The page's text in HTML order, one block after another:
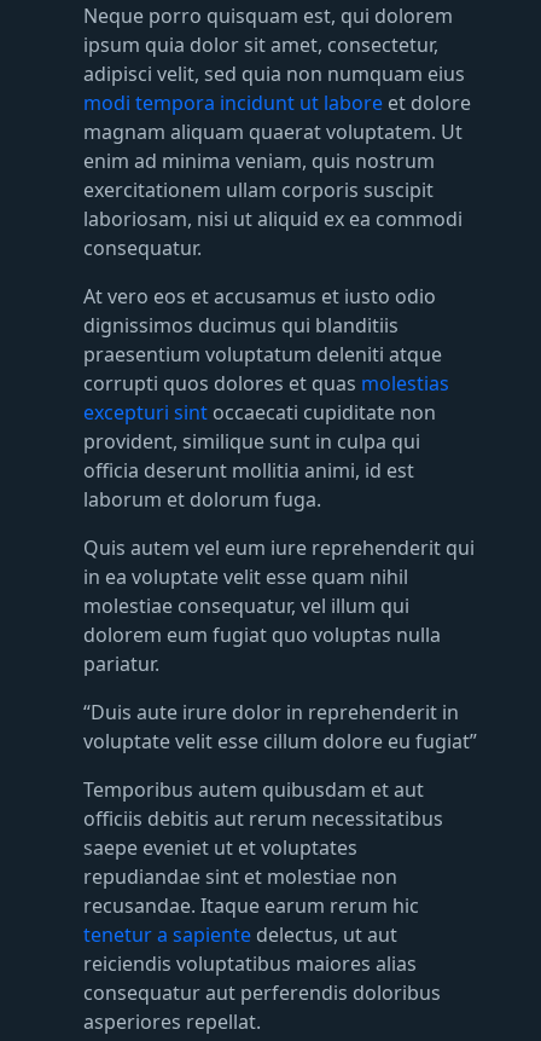
Neque porro quisquam est, qui dolorem
ipsum quia dolor sit amet, consectetur,
adipisci velit, sed quia non numquam eius
modi tempora incidunt ut laboreet dolore
magnam aliquam quaerat voluptatem. Ut
enim ad minima veniam, quis nostrum
exercitationem ullam corporis suscipit
laboriosam, nisi ut aliquid ex ea commodi
consequatur.
At vero eos et accusamus et iusto odio
dignissimos ducimus qui blanditiis
praesentium voluptatum deleniti atque
corrupti quos dolores et quas molestias
excepturi sintoccaecati cupiditate non
provident, similique sunt in culpa qui
officia deserunt mollitia animi, id est
laborum et dolorum fuga.
Quis autem vel eum iure reprehenderit qui
in ea voluptate velit esse quam nihil
molestiae consequatur, vel illum qui
dolorem eum fugiat quo voluptas nulla
pariatur.
“Duis aute irure dolor in reprehenderit in
voluptate velit esse cillum dolore eu fugiat”
Temporibus autem quibusdam et aut
officiis debitis aut rerum necessitatibus
saepe eveniet ut et voluptates
repudiandae sint et molestiae non
recusandae. Itaque earum rerum hic
tenetur a sapientedelectus, ut aut
reiciendis voluptatibus maiores alias
consequatur aut perferendis doloribus
asperiores repellat.